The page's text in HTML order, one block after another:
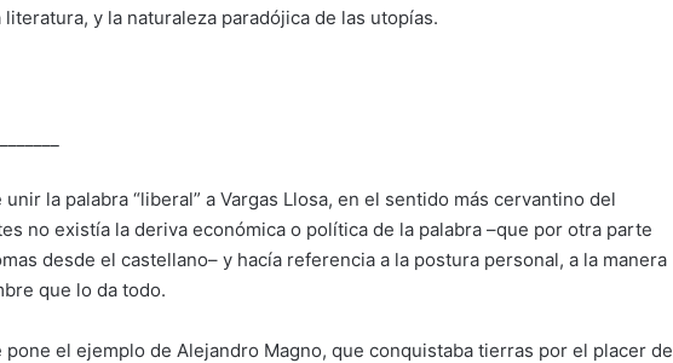
y la naturaleza paradójica de las utopías.
la palabra “liberal” a Vargas Llosa, en el sentido más cervantino del
no existía la deriva económica o política de la palabra –que por otra parte
desde el castellano– y hacía referencia a la postura personal, a la manera
que lo da todo.
pone el ejemplo de Alejandro Magno, que conquistaba tierras por el placer de